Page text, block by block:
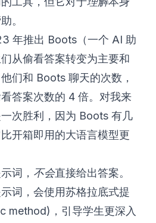
。
年推出 Boots（一个 AI 助
从偷看答案转变为主要和
们和 Boots 聊天的次数，
答案次数的 4 倍。对我来
次胜利，因为 Boots 有几
开箱即用的大语言模型更
词， 不会直接给出答案。
词，会使用苏格拉底式提
method)，引导学生更深入